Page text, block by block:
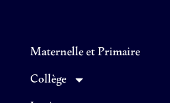
Maternelle et Primaire
Collège